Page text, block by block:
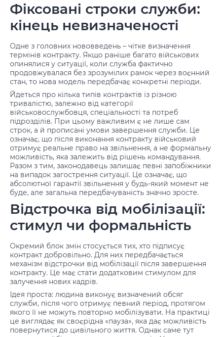
Фіксовані строки служби:
кінець невизначеності
Одне з головних нововведень – чітке визначення
термінів контракту. Якщо раніше багато військових
опинялися у ситуації, коли служба фактично
продовжувалася без зрозумілих рамок через воєнний
стан, то нова модель передбачає конкретні періоди.
Йдеться про кілька типів контрактів із різною
тривалістю, залежно від категорії
військовослужбовця, спеціальності та потреб
підрозділів. При цьому важливим є не лише сам
строк, а й прописані умови завершення служби. Це
означає, що після виконання контракту військовий
отримує реальне право на звільнення, а не формальну
можливість, яка залежить від рішень командування.
Разом з тим, законодавець залишає певні запобіжники
на випадок загострення ситуації. Це означає, що
абсолютної гарантії звільнення у будь-який момент не
буде, але загальна передбачуваність значно зросте.
Відстрочка від мобілізації:
стимул чи формальність
Окремий блок змін стосується тих, хто підписує
контракт добровільно. Для них передбачається
механізм відстрочки від мобілізації після завершення
контракту. Це має стати додатковим стимулом для
залучення нових кадрів.
Ідея проста: людина виконує визначений обсяг
служби, після чого отримує певний період, протягом
якого її не можуть повторно мобілізувати. На практиці
це виглядає як своєрідна «пауза», яка дає можливість
повернутися до цивільного життя. Однак саме тут